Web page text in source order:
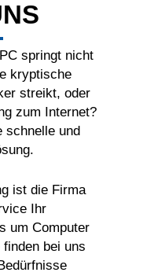
springt nicht
kryptische
streikt, oder
zum Internet?
schnelle und
ist die Firma
Ihr
um Computer
bei uns